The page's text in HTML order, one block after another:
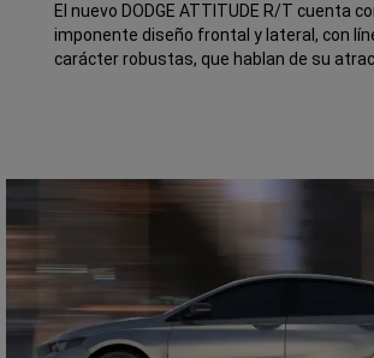
El nuevo DODGE ATTITUDE R/T cuenta
imponente diseño frontal y lateral, con
carácter robustas, que hablan de su